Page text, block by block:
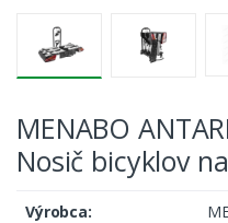
MENABO
Nosič bicyklov
Výrobca: